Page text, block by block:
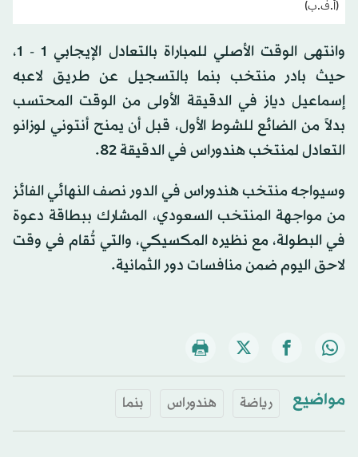
(أ.ف.ب)
وانتهى الوقت الأصلي للمباراة بالتعادل الإيجابي 1 - 1،
حيث بادر منتخب بنما بالتسجيل عن طريق لاعبه
إسماعيل دياز في الدقيقة الأولى من الوقت المحتسب
بدلاً من الضائع للشوط الأول، قبل أن يمنح أنتوني لوزانو
التعادل لمنتخب هندوراس في الدقيقة 82.
وسيواجه منتخب هندوراس في الدور نصف النهائي الفائز
من مواجهة المنتخب السعودي، المشارك ببطاقة دعوة
في البطولة، مع نظيره المكسيكي، والتي تُقام في وقت
لاحق اليوم ضمن منافسات دور الثمانية.
مواضيع رياضة هندوراس بنما